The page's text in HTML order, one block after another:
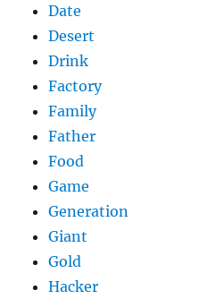
Date
Desert
Drink
Factory
Family
Father
Food
Game
Generation
Giant
Gold
Hacker